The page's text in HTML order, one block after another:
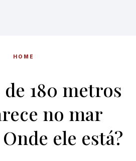
HOME
180 metros
no mar
ele está?